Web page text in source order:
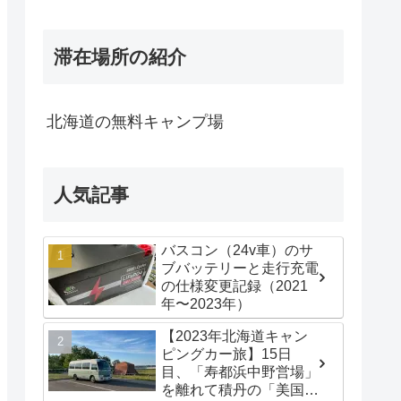
滞在場所の紹介
北海道の無料キャンプ場
人気記事
バスコン（24v車）のサ
ブバッテリーと走行充電
の仕様変更記録（2021
年〜2023年）
【2023年北海道キャン
ピングカー旅】15日
目、「寿都浜中野営場」
を離れて積丹の「美国漁